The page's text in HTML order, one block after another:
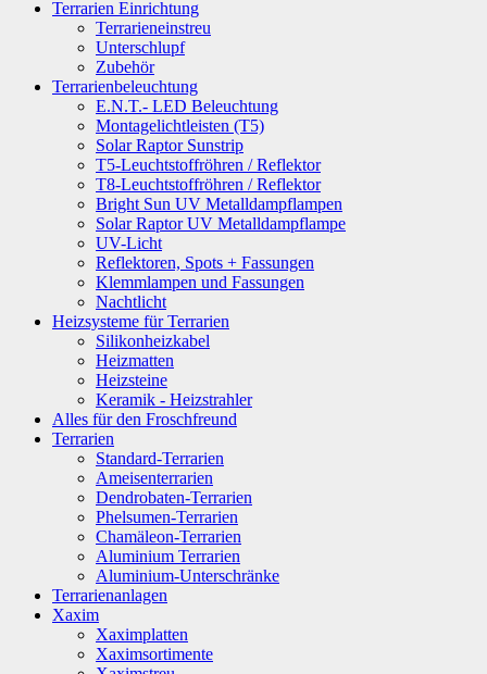
Terrarien Einrichtung
Terrarieneinstreu
Unterschlupf
Zubehör
Terrarienbeleuchtung
E.N.T.- LED Beleuchtung
Montagelichtleisten (T5)
Solar Raptor Sunstrip
T5-Leuchtstoffröhren / Reflektor
T8-Leuchtstoffröhren / Reflektor
Bright Sun UV Metalldampflampen
Solar Raptor UV Metalldampflampe
UV-Licht
Reflektoren, Spots + Fassungen
Klemmlampen und Fassungen
Nachtlicht
Heizsysteme für Terrarien
Silikonheizkabel
Heizmatten
Heizsteine
Keramik - Heizstrahler
Alles für den Froschfreund
Terrarien
Standard-Terrarien
Ameisenterrarien
Dendrobaten-Terrarien
Phelsumen-Terrarien
Chamäleon-Terrarien
Aluminium Terrarien
Aluminium-Unterschränke
Terrarienanlagen
Xaxim
Xaximplatten
Xaximsortimente